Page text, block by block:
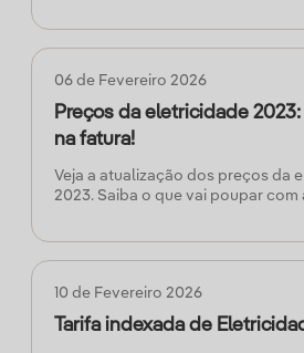
06 de Fevereiro 2026
Preços da eletricidade
na fatura!
Veja a atualização dos preços da
2023. Saiba o que vai poupar com
10 de Fevereiro 2026
Tarifa indexada de